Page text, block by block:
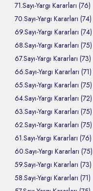
71.Sayı-Yargı Kararları (76)
70.Sayı-Yargı Kararları (74)
69.Sayı-Yargı Kararları (74)
68.Sayı-Yargı Kararları (75)
67.Sayı-Yargı Kararları (73)
66.Sayı-Yargı Kararları (71)
65.Sayı-Yargı Kararları (75)
64.Sayı-Yargı Kararları (72)
63.Sayı-Yargı Kararları (75)
62.Sayı-Yargı Kararları (75)
61.Sayı-Yargı Kararları (76)
60.Sayı-Yargı Kararları (75)
59.Sayı-Yargı Kararları (73)
58.Sayı-Yargı Kararları (71)